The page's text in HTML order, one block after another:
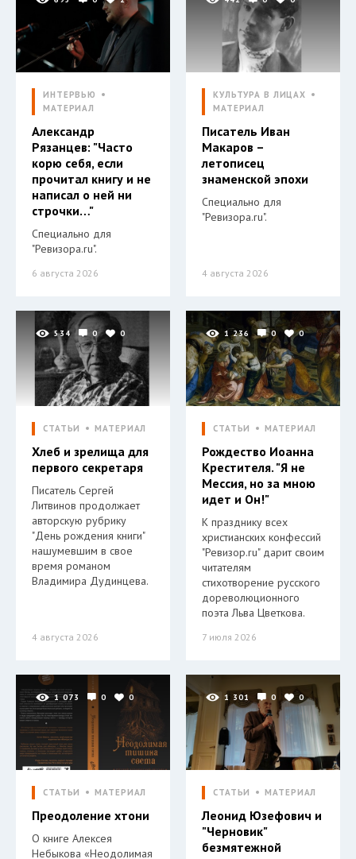
ИНТЕРВЬЮ
МАТЕРИАЛ
Александр
Рязанцев: "Часто
корю себя, если
прочитал книгу и не
написал о ней ни
строчки…"
Специально для
"Ревизора.ru".
6 августа 2026
КУЛЬТУРА В ЛИЦАХ
МАТЕРИАЛ
Писатель Иван
Макаров –
летописец
знаменской эпохи
Специально для
"Ревизора.ru".
4 августа 2026
534 0 0
СТАТЬИ МАТЕРИАЛ
Хлеб и зрелища для
первого секретаря
Писатель Сергей
Литвинов продолжает
авторскую рубрику
"День рождения книги"
нашумевшим в свое
время романом
Владимира Дудинцева.
4 августа 2026
1 236 0 0
СТАТЬИ МАТЕРИАЛ
Рождество Иоанна
Крестителя. "Я не
Мессия, но за мною
идет и Он!"
К празднику всех
христианских конфессий
"Ревизор.ru" дарит своим
читателям
стихотворение русского
дореволюционного
поэта Льва Цветкова.
7 июля 2026
1 073 0 0
СТАТЬИ МАТЕРИАЛ
Преодоление хтони
О книге Алексея
Небыкова «Неодолимая
1 301 0 0
СТАТЬИ МАТЕРИАЛ
Леонид Юзефович и
"Черновик"
безмятежной